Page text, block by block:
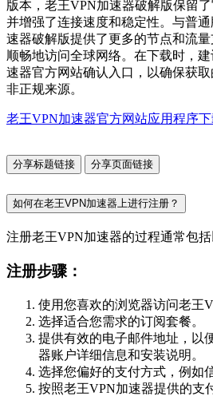
版本，老王VPN加速器破解版保留
并增强了连接速度和稳定性。与普
速器破解版提供了更多的节点和流
顺畅地访问全球网络。在下载时，
速器官方网站确认入口，以确保获
非正规来源。
老王VPN加速器官方网站应用程序下
分享标题链接 分享页面链接
如何在老王VPN加速器上进行注册？
注册老王VPN加速器的过程通常包括
注册步骤：
使用您喜欢的浏览器访问老王
选择适合您需求的订阅套餐。
提供有效的电子邮件地址，以
器账户详细信息和安装说明。
选择您偏好的支付方式，例如
按照老王VPN加速器提供的支